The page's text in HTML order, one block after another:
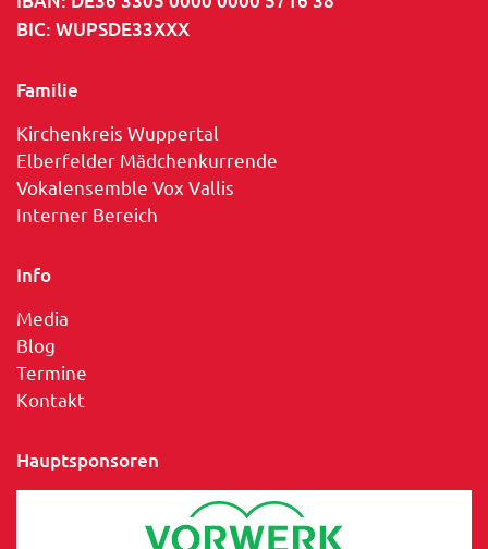
BIC: WUPSDE33XXX
Familie
Kirchenkreis Wuppertal
Elberfelder Mädchenkurrende
Vokalensemble Vox Vallis
Interner Bereich
Info
Media
Blog
Termine
Kontakt
Hauptsponsoren